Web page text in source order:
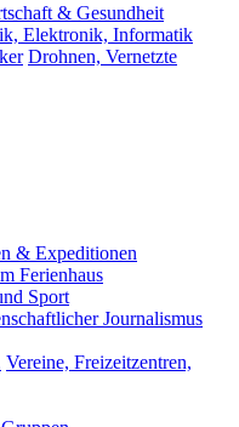
& Gesundheit
Elektronik, Informatik
Drohnen, Vernetzte
& Expeditionen
Ferienhaus
Sport
Journalismus
Vereine, Freizeitzentren,